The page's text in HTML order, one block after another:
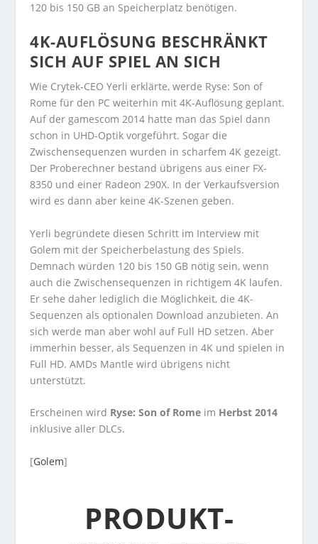
120 bis 150 GB an Speicherplatz benötigen.
4K-AUFLÖSUNG BESCHRÄNKT
SICH AUF SPIEL AN SICH
Wie Crytek-CEO Yerli erklärte, werde Ryse: Son of
Rome für den PC weiterhin mit 4K-Auflösung geplant.
Auf der gamescom 2014 hatte man das Spiel dann
schon in UHD-Optik vorgeführt. Sogar die
Zwischensequenzen wurden in scharfem 4K gezeigt.
Der Proberechner bestand übrigens aus einer FX-
8350 und einer Radeon 290X. In der Verkaufsversion
wird es dann aber keine 4K-Szenen geben.
Yerli begründete diesen Schritt im Interview mit
Golem mit der Speicherbelastung des Spiels.
Demnach würden 120 bis 150 GB nötig sein, wenn
auch die Zwischensequenzen in richtigem 4K laufen.
Er sehe daher lediglich die Möglichkeit, die 4K-
Sequenzen als optionalen Download anzubieten. An
sich werde man aber wohl auf Full HD setzen. Aber
immerhin besser, als Sequenzen in 4K und spielen in
Full HD. AMDs Mantle wird übrigens nicht
unterstützt.
Erscheinen wird Ryse: Son of Rome im Herbst 2014
inklusive aller DLCs.
[Golem]
PRODUKT-